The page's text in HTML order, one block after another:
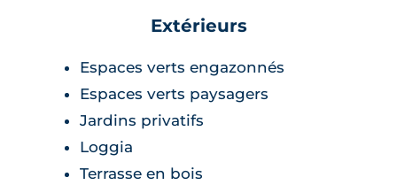
l’apport des chaudières au gaz dans les
Les cuisines et salles de bains sont toutes
équipées.
Extérieurs
Espaces verts engazonnés
Espaces verts paysagers
Jardins privatifs
Loggia
Terrasse en bois